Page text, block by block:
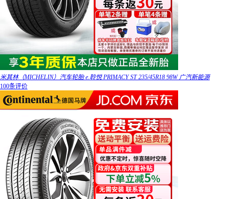
米其林（MICHELIN）汽车轮胎 e.聆悦 PRIMACY ST 235/45R18 98W 广汽新能源
100条评价